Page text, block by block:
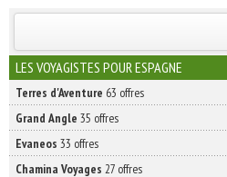
INSCRIVEZ-VOUS | ABONNEZ-VOUS
LES VOYAGISTES POUR ESPAGNE
Terres d'Aventure 63 offres
Grand Angle 35 offres
Evaneos 33 offres
Chamina Voyages 27 offres